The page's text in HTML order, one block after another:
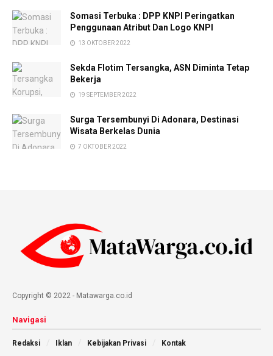
Somasi Terbuka : DPP KNPI Peringatkan
Penggunaan Atribut Dan Logo KNPI
13 OKTOBER 2022
Sekda Flotim Tersangka, ASN Diminta Tetap
Bekerja
19 SEPTEMBER 2022
Surga Tersembunyi Di Adonara, Destinasi
Wisata Berkelas Dunia
7 OKTOBER 2022
Copyright © 2022 - Matawarga.co.id
Navigasi
Redaksi Iklan Kebijakan Privasi Kontak